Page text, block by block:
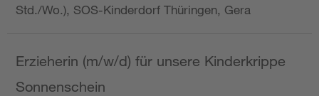
Std./Wo.), SOS-Kinderdorf Thüringen, Gera
Erzieherin (m/w/d) für unsere Kinderkrippe
Sonnenschein